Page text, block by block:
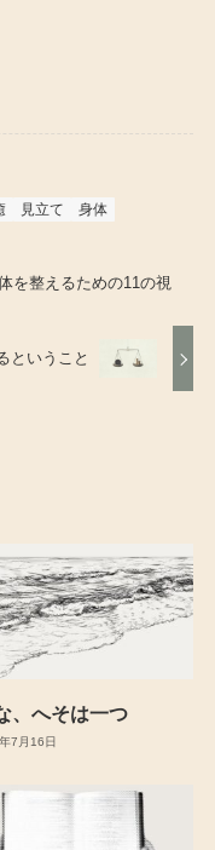
見立て 身体
を整えるための11の視
ということ
、へそは一つ
7月16日